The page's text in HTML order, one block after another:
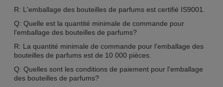
R: L'emballage des bouteilles de parfums est certifié IS9001.
Q: Quelle est la quantité minimale de commande pour
l'emballage des bouteilles de parfums?
R: La quantité minimale de commande pour l'emballage des
bouteilles de parfums est de 10 000 pièces.
Q: Quelles sont les conditions de paiement pour l'emballage
des bouteilles de parfums?